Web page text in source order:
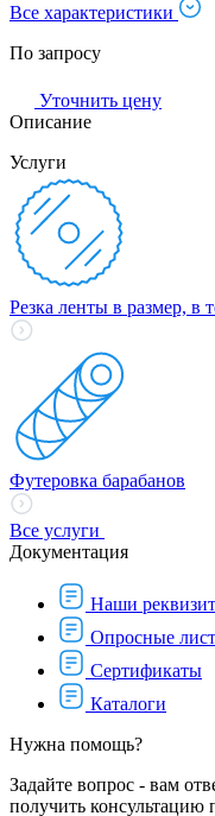
Все характеристики
По запросу
Уточнить цену
Описание
Услуги
Резка ленты в размер, в
Футеровка барабанов
Все услуги
Документация
Наши
Опросные
Сертификаты
Каталоги
Нужна помощь?
Задайте вопрос - вам
получить консультацию